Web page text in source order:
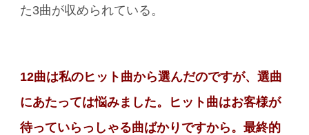
た3曲が収められている。
12曲は私のヒット曲から選んだのですが、選曲
にあたっては悩みました。ヒット曲はお客様が
待っていらっしゃる曲ばかりですから。最終的